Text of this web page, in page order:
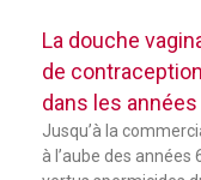
La douche
de
dans les années
Jusqu’à la
à l’aube des